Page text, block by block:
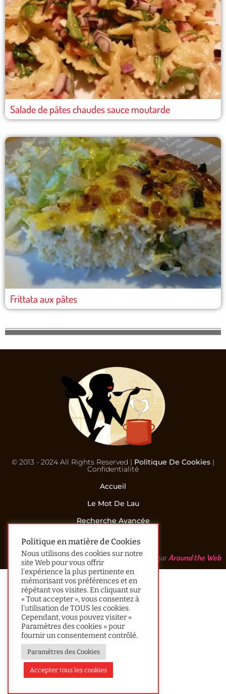
Salade de pâtes chaudes sauce moutarde
Frittata aux pâtes
© 2013 - 2024 All Rights Reserved | Politique De Cookies |
Confidentialité
Accueil
Le Mot De Lau
Recherche Avancée
Contact
Réalisé parAround the Web
Politique en matière de Cookies
Nous utilisons des cookies sur notre
site Web pour vous offrir
l'expérience la plus pertinente en
mémorisant vos préférences et en
répétant vos visites. En cliquant sur
« Tout accepter », vous consentez à
l'utilisation de TOUS les cookies.
Cependant, vous pouvez visiter «
Paramètres des cookies » pour
fournir un consentement contrôlé.
Paramètres des Cookies
Accepter tous les cookies